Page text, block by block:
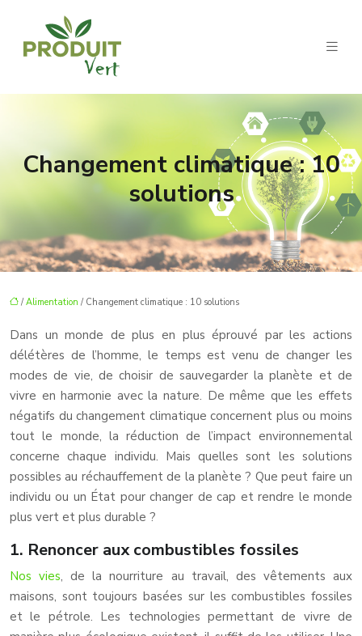
Changement climatique : 10
solutions
/Alimentation / Changement climatique : 10 solutions
Dans un monde de plus en plus éprouvé par les actions
délétères de l’homme, le temps est venu de changer les
modes de vie, de choisir de sauvegarder la planète et de
vivre en harmonie avec la nature. De même que les effets
négatifs du changement climatique concernent plus ou moins
tout le monde, la réduction de l’impact environnemental
concerne chaque individu. Mais quelles sont les solutions
possibles au réchauffement de la planète ? Que peut faire un
individu ou un État pour changer de cap et rendre le monde
plus vert et plus durable ?
1. Renoncer aux combustibles fossiles
Nos vies, de la nourriture au travail, des vêtements aux
maisons, sont toujours basées sur les combustibles fossiles
et le pétrole. Les technologies permettant de vivre de